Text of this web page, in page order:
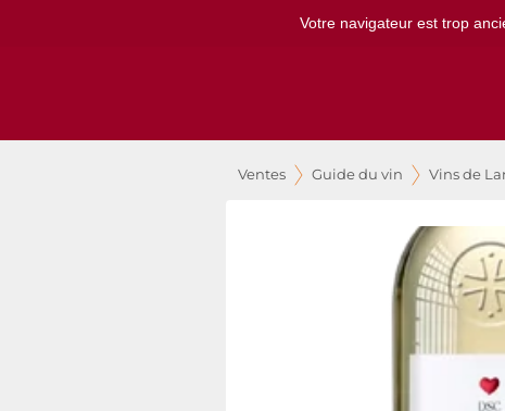
Votre navigateur est trop
Ventes Guide du vin Vins de